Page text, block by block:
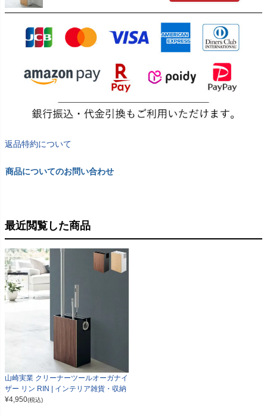
返品特約について
商品についてのお問い合わせ
最近閲覧した商品
山崎実業 クリーナーツールオーガナイ
ザー リン RIN | インテリア雑貨・収納
¥4,950(税込)